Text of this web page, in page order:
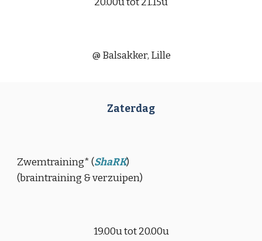
@ Balsakker, Lille
Zaterdag
Zwemtraining*(ShaRK)
(braintraining & verzuipen)
19.00u tot 20.00u